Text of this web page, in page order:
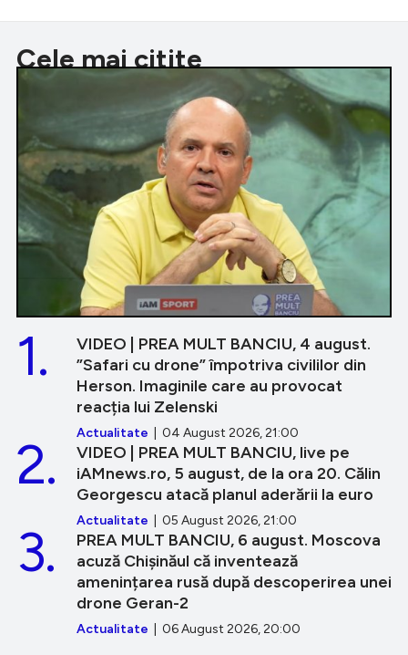
Cele mai citite
VIDEO | PREA MULT BANCIU, 4 august.
”Safari cu drone” împotriva civililor din
Herson. Imaginile care au provocat
reacția lui Zelenski
Actualitate | 04 August 2026, 21:00
1.
VIDEO | PREA MULT BANCIU, live pe
iAMnews.ro, 5 august, de la ora 20. Călin
Georgescu atacă planul aderării la euro
Actualitate | 05 August 2026, 21:00
2.
PREA MULT BANCIU, 6 august. Moscova
acuză Chișinăul că inventează
amenințarea rusă după descoperirea unei
drone Geran-2
Actualitate | 06 August 2026, 20:00
3.